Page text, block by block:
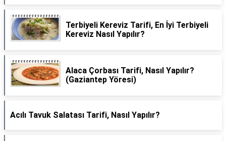
Terbiyeli Kereviz Tarifi, En İyi Terbiyeli
Kereviz Nasıl Yapılır?
Alaca Çorbası Tarifi, Nasıl Yapılır?
(Gaziantep Yöresi)
Acılı Tavuk Salatası Tarifi, Nasıl Yapılır?